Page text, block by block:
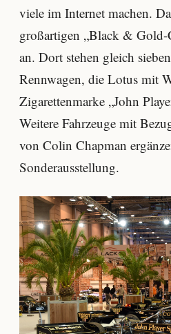
viele im Internet machen.
großartigen „Black &
an. Dort stehen gleich
Rennwagen, die Lotus mit
Zigarettenmarke „John
Weitere Fahrzeuge mit
von Colin Chapman
Sonderausstellung.